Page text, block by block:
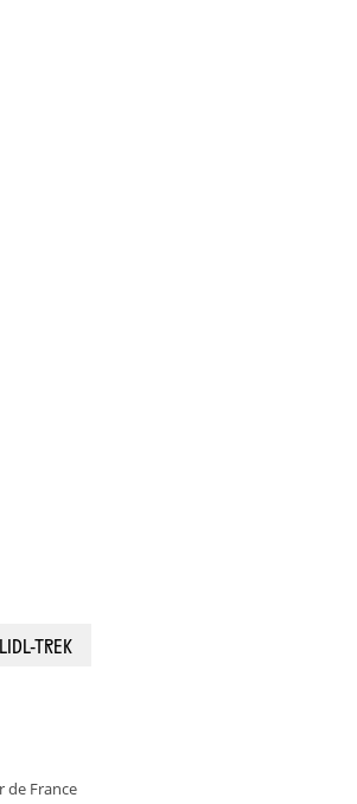
LIDL-TREK
de France